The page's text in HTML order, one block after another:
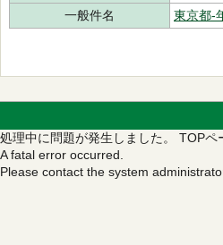
一般件名
東京都‐
処理中に問題が発生しました。 TOPペ
A fatal error occurred.
Please contact the system